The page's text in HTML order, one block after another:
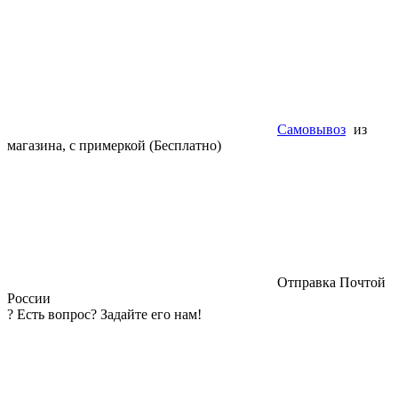
Самовывоз из
магазина, с примеркой (Бесплатно)
Отправка Почтой
России
? Есть вопрос? Задайте его нам!